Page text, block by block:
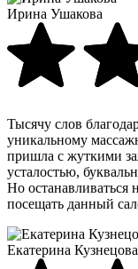
Ирина Ушакова
Тысячу слов
уникальному
пришла с жуткими
усталостью,
Но останавливаться
посещать данный
Екатерина Кузнецова